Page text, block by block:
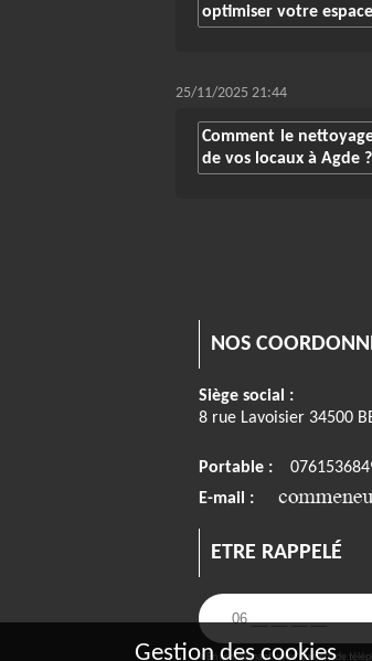
Gestion des cookies
optimiser votre
25/11/2025 21:44
Comment le
de vos locaux à Agde ?
NOS
Siège social :
8 rue Lavoisier 34500
Portable :
E-mail :
ETRE RAPPELÉ
« En renseignant votre numéro de